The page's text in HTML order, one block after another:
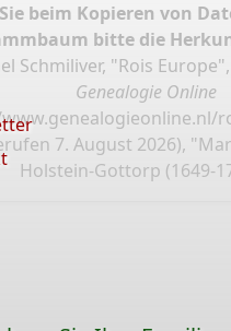
beim Kopieren von
bitte die
Schmiliver, "Rois
Genealogie Online
7. August 2026),
Holstein-Gottorp (1649-